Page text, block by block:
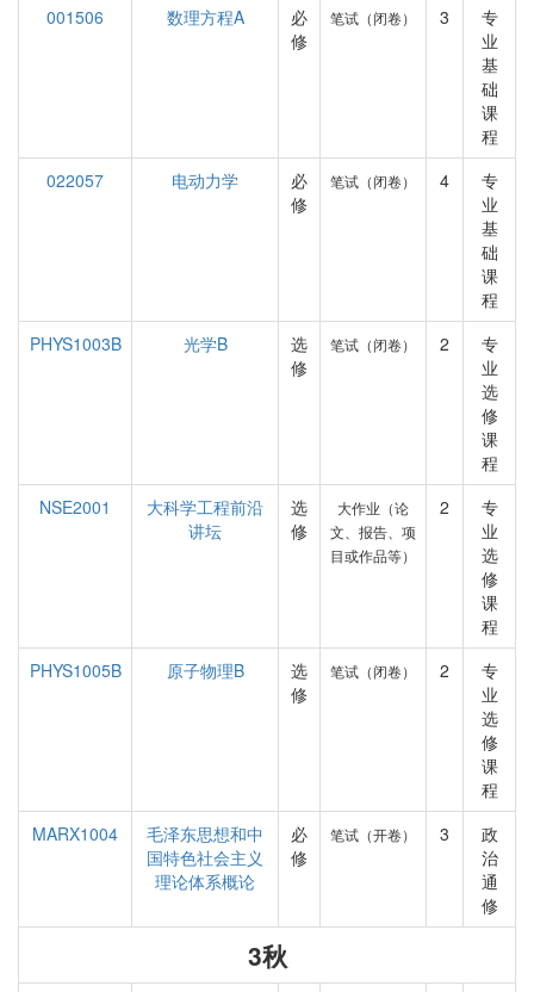
001506 数理方程A
必
修
笔试（闭卷） 3
专
业
基
础
课
程
022057
电动力学
必
修
笔试（闭卷） 4
专
业
基
础
课
程
PHYS1003B
光学B
选
修
笔试（闭卷） 2
专
业
选
修
课
程
NSE2001
大科学工程前沿
讲坛
选
修
大作业（论
文、报告、项
目或作品等）
2
专
业
选
修
课
程
PHYS1005B
原子物理B
选
修
笔试（闭卷） 2
专
业
选
修
课
程
MARX1004
毛泽东思想和中
国特色社会主义
理论体系概论
必
修
笔试（开卷） 3
政
治
通
修
3秋